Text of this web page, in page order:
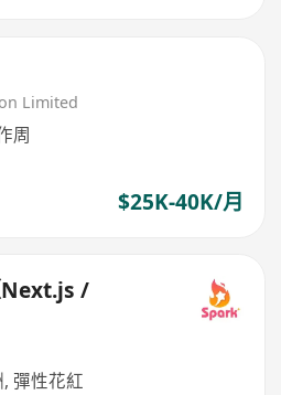
Limited
周
$25K-40K/月
Next.js /
彈性花紅